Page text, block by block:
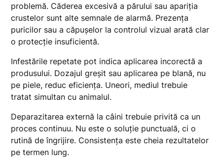
problemă. Căderea excesivă a părului sau apariția
crustelor sunt alte semnale de alarmă. Prezența
puricilor sau a căpușelor la controlul vizual arată clar
o protecție insuficientă.
Infestările repetate pot indica aplicarea incorectă a
produsului. Dozajul greșit sau aplicarea pe blană, nu
pe piele, reduc eficiența. Uneori, mediul trebuie
tratat simultan cu animalul.
Deparazitarea externă la câini trebuie privită ca un
proces continuu. Nu este o soluție punctuală, ci o
rutină de îngrijire. Consistența este cheia rezultatelor
pe termen lung.